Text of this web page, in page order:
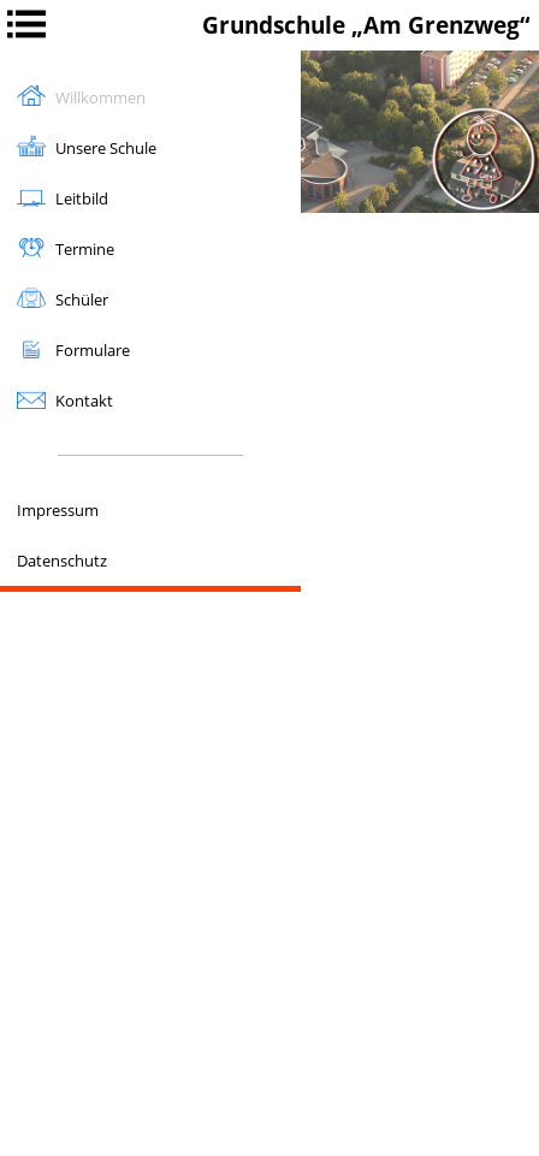
Grundschule „Am Grenzweg“
Willkommen
Unsere Schule
Leitbild
Termine
Schüler
Formulare
Kontakt
Impressum
Datenschutz
wenn das Gefühl „Ja“ dazu sagt ...